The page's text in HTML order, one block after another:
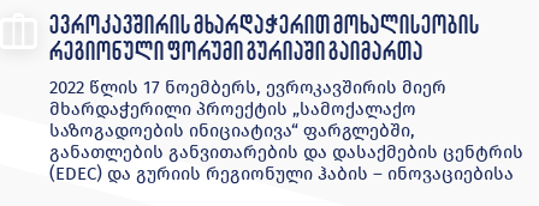
ევროკავშირის მხარდაჭერით მოხალისეობის
რეგიონული ფორუმი გურიაში გაიმართა
2022 წლის 17 ნოემბერს, ევროკავშირის მიერ
მხარდაჭერილი პროექტის „სამოქალაქო
საზოგადოების ინიციატივა“ ფარგლებში,
განათლების განვითარების და დასაქმების ცენტრის
(EDEC) და გურიის რეგიონული ჰაბის – ინოვაციებისა